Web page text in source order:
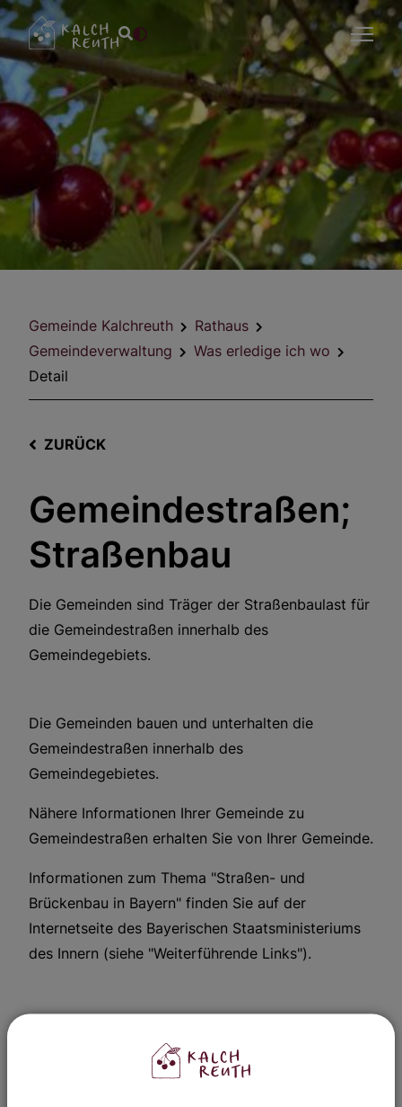
Gemeinde Kalchreuth
Rathaus
Gemeindeverwaltung
Was erledige ich wo
Detail
ZURÜCK
Gemeindestraßen;
Straßenbau
Die Gemeinden sind Träger der Straßenbaulast für
die Gemeindestraßen innerhalb des
Gemeindegebiets.
Die Gemeinden bauen und unterhalten die
Gemeindestraßen innerhalb des
Gemeindegebietes.
Nähere Informationen Ihrer Gemeinde zu
Gemeindestraßen erhalten Sie von Ihrer Gemeinde.
Informationen zum Thema "Straßen- und
Brückenbau in Bayern" finden Sie auf der
Internetseite des Bayerischen Staatsministeriums
des Innern (siehe "Weiterführende Links").